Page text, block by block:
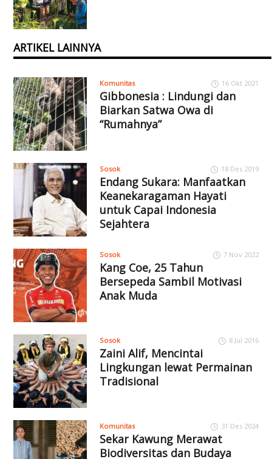
ARTIKEL LAINNYA
Komunitas 16 Okt 2021
Gibbonesia : Lindungi dan
Biarkan Satwa Owa di
“Rumahnya”
Sosok 18 Des 2019
Endang Sukara: Manfaatkan
Keanekaragaman Hayati
untuk Capai Indonesia
Sejahtera
Sosok 7 Nov 2022
Kang Coe, 25 Tahun
Bersepeda Sambil Motivasi
Anak Muda
Sosok 8 Jul 2016
Zaini Alif, Mencintai
Lingkungan lewat Permainan
Tradisional
Komunitas 31 Des 2024
Sekar Kawung Merawat
Biodiversitas dan Budaya